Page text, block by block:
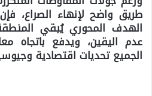
طريق واضح لإنهاء الصراع،
الهدف المحوري يُبقي
عدم اليقين، ويدفع باتجاه
الجميع تحديات اقتصادية